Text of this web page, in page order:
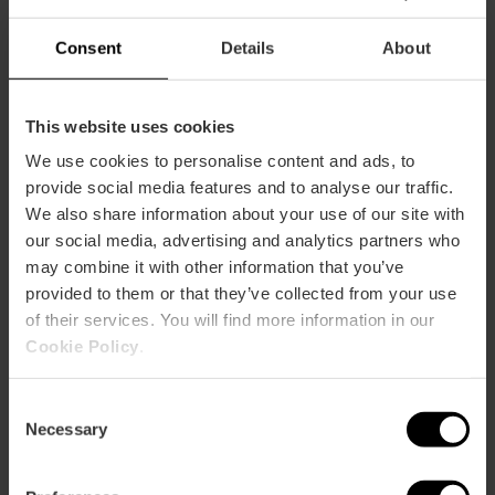
Consent Details About
This website uses cookies
We use cookies to personalise content and ads, to
provide social media features and to analyse our traffic.
We also share information about your use of our site with
our social media, advertising and analytics partners who
may combine it with other information that you’ve
provided to them or that they’ve collected from your use
of their services. You will find more information in our
Cookie Policy
Selection
Necessary
Cómo llegar
Metro
L6,
Bus
30, 31,40,71,81, 93,98